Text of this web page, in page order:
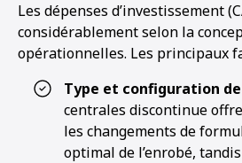
Les dépenses d’investissement
considérablement selon la
opérationnelles. Les principaux
Type et configuration
centrales discontinue
les changements de
optimal de l’enrobé,